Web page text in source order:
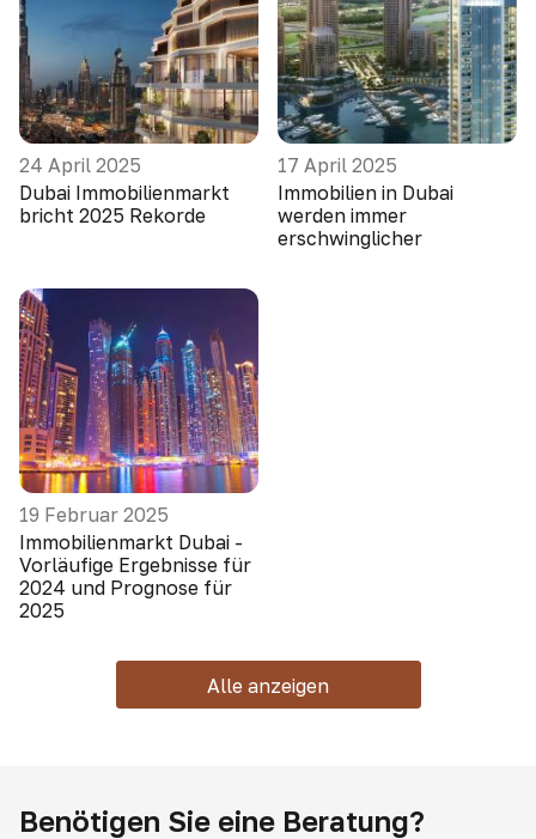
24 April 2025
Dubai Immobilienmarkt
bricht 2025 Rekorde
17 April 2025
Immobilien in Dubai
werden immer
erschwinglicher
19 Februar 2025
Immobilienmarkt Dubai -
Vorläufige Ergebnisse für
2024 und Prognose für
2025
Alle anzeigen
Benötigen Sie eine Beratung?